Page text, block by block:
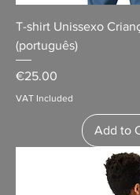
T-shirt Unissexo
(português)
Price
€25.00
VAT Included
Add to